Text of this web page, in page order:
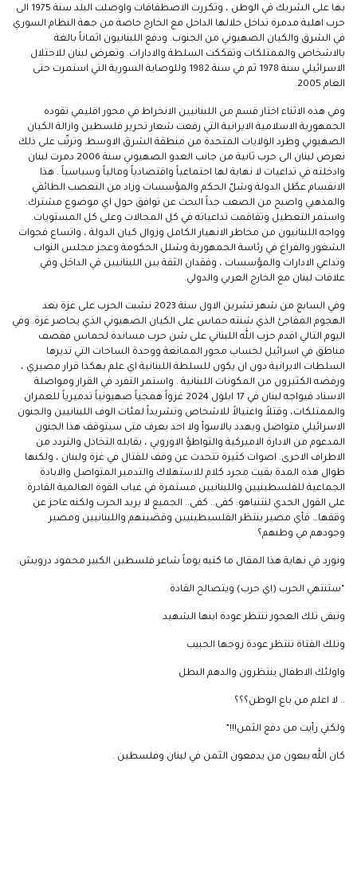
بها على الشريك في الوطن ، وتكررت الاصطفافات واوصلت البلد سنة 1975 الى
حرب اهلية مدمرة تداخل خلالها الداخل مع الخارج خاصة من جهة النظام السوري
في الشرق والكيان الصهيوني من الجنوب. ودفع اللبنانيون اثماناً بالغة
بالاشخاص والممتلكات وتفككت السلطة والادارات. وتعرض لبنان للاحتلال
الاسرائيلي سنة 1978 ثم في سنة 1982 وللوصاية السورية التي استمرت حتى
العام 2005.
وفي هذه الاثناء اختار قسم من اللبنانيين الانخراط في محور اقليمي تقوده
الجمهورية الاسلامية الايرانية التي رفعت شعار تحرير فلسطين وازالة الكيان
الصهيوني وطرد الولايات المتحدة من منطقة الشرق الاوسط. وترتّب على ذلك
تعرض لبنان الى حرب ثانية من جانب العدو الصهيوني سنة 2006 دمرت لبنان
وادخلته في تداعيات لا نهاية لها اجتماعياً واقتصادياً ومالياً وسياسياً . هذا
الانقسام عطّل الدولة وشلّ الحكم والمؤسسات وزاد من التعصب الطائفي
والمذهبي واصبح من الصعب جداً البحث عن توافق حول اي موضوع مشترك.
واستمر التعطيل وتفاقمت تداعياته في كل المجالات وعلى كل المستويات.
وواجه اللبنانيون من مخاطر الانهيار الكامل وزوال كيان الدولة ، واتساع فجوات
الشغور والفراغ في رئاسة الجمهورية وشلل الحكومة وعجز مجلس النواب
وتداعي الادارات والمؤسسات ، وفقدان الثقة بين اللبنانيين في الداخل وفي
علاقات لبنان مع الخارج العربي والدولي.
وفي السابع من شهر تشرين الاول سنة 2023 نشبت الحرب على غزة بعد
الهجوم المفاجئ الذي شنته حماس على الكيان الصهيوني الذي يحاصر غزة. وفي
اليوم التالي اقدم حزب الله اللبناني على شن حرب مساندة لحماس فقصف
مناطق في اسرائيل لحساب محور الممانعة ووحدة الساحات التي تديرها
السلطات الايرانية دون ان يكون للسلطة اللبنانية اي علم بهكذا قرار مصيري ،
ورفضه الكثيرون من المكونات اللبنانية . واستمر التفرد في القرار ومواصلة
الاسناد فيواجه لبنان في 17 ايلول 2024 غزواً همجياً صهيونياً تدميرياً للعمران
والممتلكات، وقتلاً واغتيالاً للاشخاص وتشريداً لمئات الوف اللبنانيين والجنون
الاسرائيلي متواصل ويهدد بالاسوأ ولا احد يعرف متى سيتوقف هذا الجنون
المدعوم من الادارة الاميركية والتواطؤ الاوروبي ، يقابله التخاذل والتردد من
الاطراف الاخرى. اصوات كثيرة تتحدث عن وقف للقتال في غزة ولبنان ، ولكنها
طوال هذه المدة بقيت مجرد كلام للاستهلاك والتدمير المتواصل والابادة
الجماعية للفلسطينيين واللبنانيين مستمرة في غياب القوة العالمية القادرة
على القول الجدي لنتنياهو: كفى.. كفى.. الجميع لا يريد الحرب ولكنه عاجز عن
وقفها… فأي مصير ينتظر الفلسيطينيين وقضيتهم واللبنانيين ومصير
وجودهم في وطنهم؟
ونورد في نهاية هذا المقال ما كتبه يوماً شاعر فلسطين الكبير محمود درويش:
“ستنتهي الحرب (اي حرب) ويتصالح القادة
وتبقى تلك العجوز تنتظر عودة ابنها الشهيد
وتلك الفتاة تنتظر عودة زوجها الحبيب
واولئك الاطفال ينتظرون والدهم البطل
.. لا اعلم من باع الوطن؟؟؟
ولكني رأيت من دفع الثمن!!!”
كان الله يبعون من يدفعون الثمن في لبنان وفلسطين .